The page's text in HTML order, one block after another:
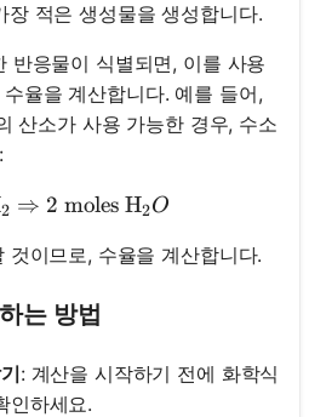
장 적은 생성물을 생성합니다.
반응물이 식별되면, 이를 사용
율을 계산합니다. 예를 들어,
산소가 사용 가능한 경우, 수소
2 \text{ moles H}_2
2 ⇒ 2 moles H2O
것이므로, 수율을 계산합니다.
는 방법
: 계산을 시작하기 전에 화학식
인하세요.